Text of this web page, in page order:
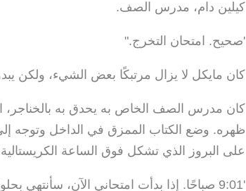
كيلين دام، مدرس الصف.
'صحيح. امتحان التخرج."
كان مايكل لا يزال مرتبكًا بعض الشيء، ولكن
كان مدرس الصف الخاص به يحدق به بالخناجر،
ظهره. وضع الكتاب الممزق في الداخل وتوجه
على البروز الذي تشكل فوق الساعة
'9:01 صباحًا. إذا بدأت امتحاني الآن،